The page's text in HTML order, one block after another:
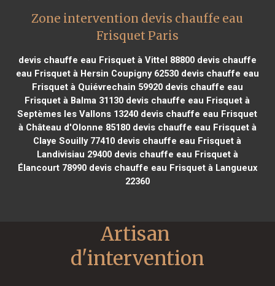
Zone intervention devis chauffe eau
Frisquet Paris
devis chauffe eau Frisquet à Vittel 88800devis chauffe
eau Frisquet à Hersin Coupigny 62530devis chauffe eau
Frisquet à Quiévrechain 59920devis chauffe eau
Frisquet à Balma 31130 devis chauffe eau Frisquet à
Septèmes les Vallons 13240 devis chauffe eau Frisquet
à Château d'Olonne 85180devis chauffe eau Frisquet à
Claye Souilly 77410 devis chauffe eau Frisquet à
Landivisiau 29400devis chauffe eau Frisquet à
Élancourt 78990devis chauffe eau Frisquet à Langueux
22360
Artisan
d'intervention